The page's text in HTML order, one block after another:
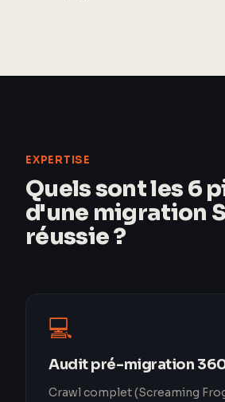
EXPERTISE
Quels sont les 6
d'une migration
réussie ?
💻
Audit pré-migration
Crawl complet (Screaming